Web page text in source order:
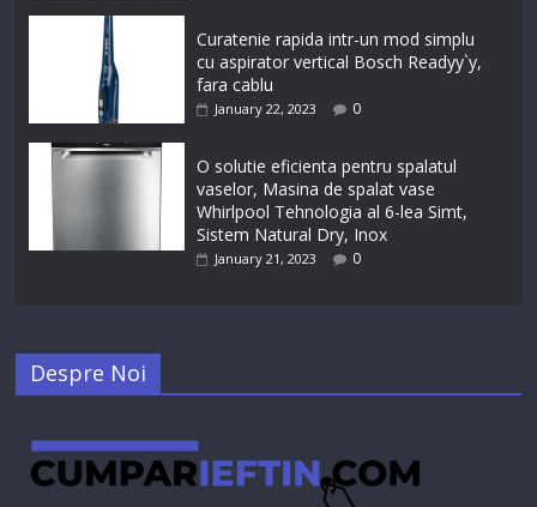
Curatenie rapida intr-un mod simplu
cu aspirator vertical Bosch Readyy`y,
fara cablu
January 22, 2023 0
O solutie eficienta pentru spalatul
vaselor, Masina de spalat vase
Whirlpool Tehnologia al 6-lea Simt,
Sistem Natural Dry, Inox
January 21, 2023 0
Despre Noi